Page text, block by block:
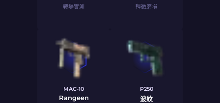
戰場實測 輕微磨損
MAC-10
Rangeen
P250
波紋